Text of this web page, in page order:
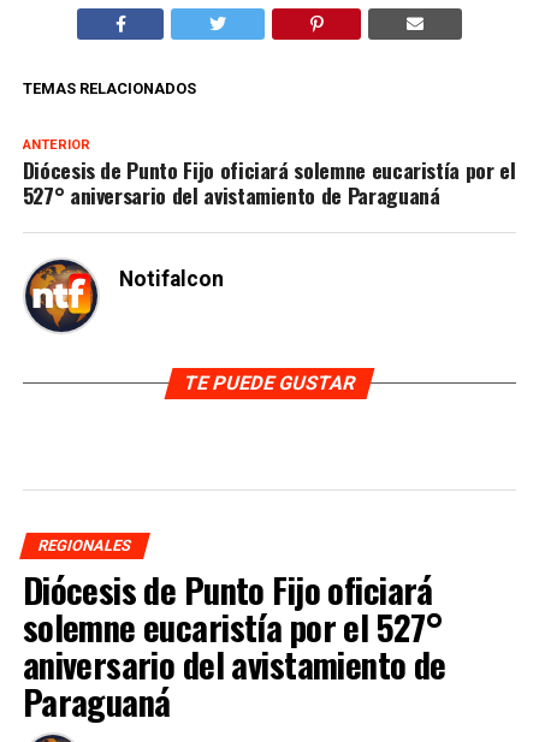
TEMAS RELACIONADOS
ANTERIOR
Diócesis de Punto Fijo oficiará solemne eucaristía por el
527° aniversario del avistamiento de Paraguaná
Notifalcon
TE PUEDE GUSTAR
REGIONALES
Diócesis de Punto Fijo oficiará
solemne eucaristía por el 527°
aniversario del avistamiento de
Paraguaná